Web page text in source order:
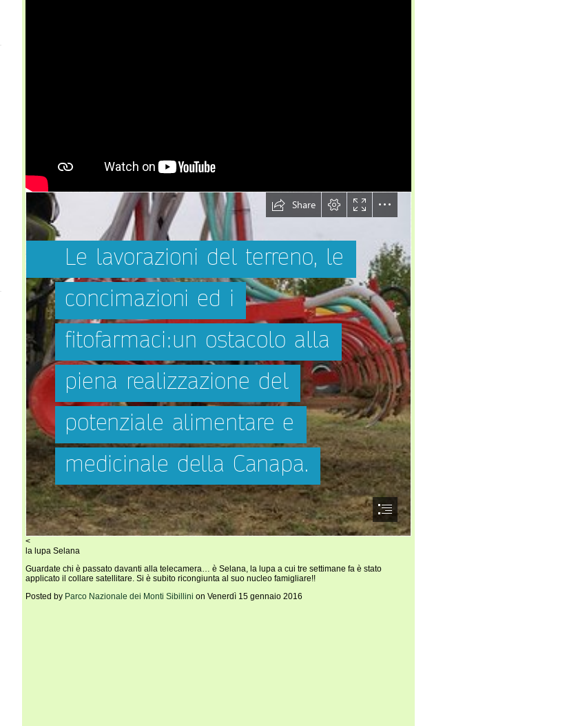
<
la lupa Selana
Guardate chi è passato davanti alla telecamera… è Selana, la lupa a cui tre settimane fa è stato
applicato il collare satellitare. Si è subito ricongiunta al suo nucleo famigliare!!
Posted by Parco Nazionale dei Monti Sibillini on Venerdì 15 gennaio 2016